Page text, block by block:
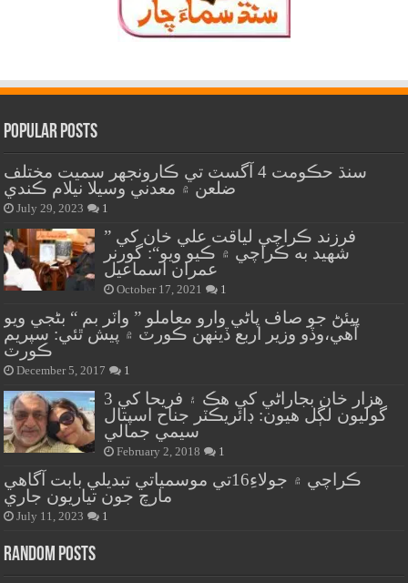
Popular Posts
سنڌ حڪومت 4 آگسٽ تي ڪارونجهر سميت مختلف
ضلعن ۾ معدني وسيلا نيلام ڪندي
July 29, 2023 1
” فرزند ڪراچي لياقت علي خان کي
شهيد به ڪراچي ۾ ڪيو ويو“: گورنر
عمران اسماعيل
October 17, 2021 1
پيئڻ جو صاف پاڻي وارو معاملو ” واٽر بم “ بڻجي ويو
آهي،وڏو وزير اربع ڏينهن ڪورٽ ۾ پيش ٿئي: سپريم
ڪورٽ
December 5, 2017 1
هزار خان بجاراڻي کي هڪ ۽ فريحا کي 3
گوليون لڳل هيون: ڊائريڪٽر جناح اسپتال
سيمي جمالي
February 2, 2018 1
ڪراچي ۾ جولاءِ16تي موسمياتي تبديلي بابت آگاهي
مارچ جون تياريون جاري
July 11, 2023 1
Random Posts